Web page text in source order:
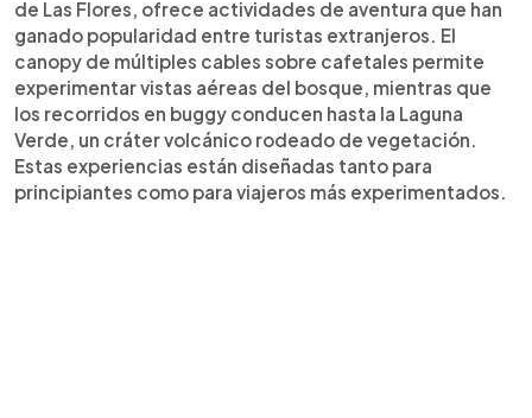
de Las Flores, ofrece actividades de aventura que han
ganado popularidad entre turistas extranjeros. El
canopy de múltiples cables sobre cafetales permite
experimentar vistas aéreas del bosque, mientras que
los recorridos en buggy conducen hasta la Laguna
Verde, un cráter volcánico rodeado de vegetación.
Estas experiencias están diseñadas tanto para
principiantes como para viajeros más experimentados.